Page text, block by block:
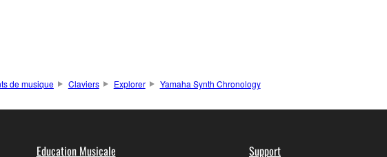
de musique Claviers Explorer Yamaha Synth Chronology
Education Musicale Support